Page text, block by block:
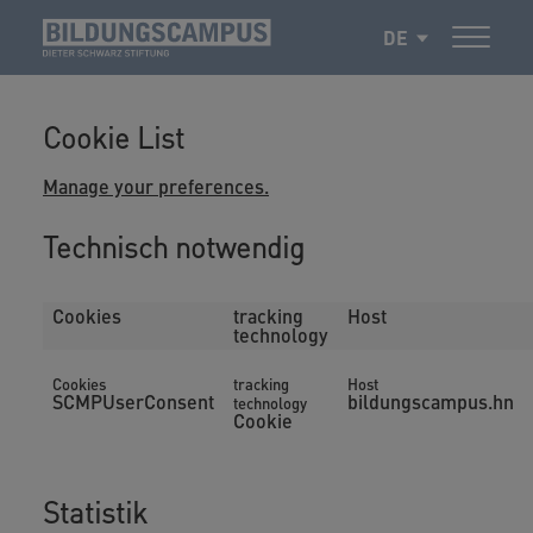
DE
Cookie List
Manage your preferences.
Technisch notwendig
Cookies tracking
technology
Host
Cookies
SCMPUserConsent
tracking
technology
Cookie
Host
bildungscampus.hn
Statistik